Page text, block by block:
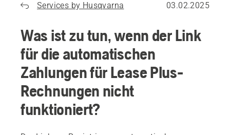
Services by Husqvarna 03.02.2025
Was ist zu tun, wenn der Link
für die automatischen
Zahlungen für Lease Plus-
Rechnungen nicht
funktioniert?